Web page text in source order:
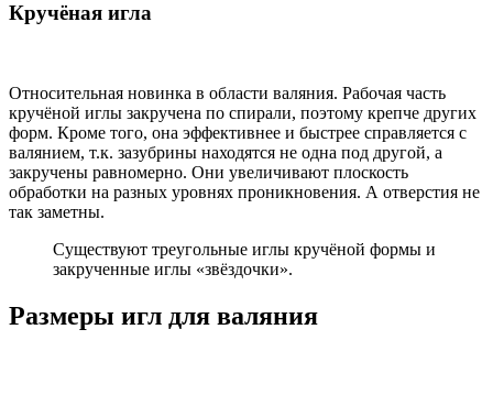
Кручёная игла
Относительная новинка в области валяния. Рабочая часть
кручёной иглы закручена по спирали, поэтому крепче других
форм. Кроме того, она эффективнее и быстрее справляется с
валянием, т.к. зазубрины находятся не одна под другой, а
закручены равномерно. Они увеличивают плоскость
обработки на разных уровнях проникновения. А отверстия не
так заметны.
Существуют треугольные иглы кручёной формы и
закрученные иглы «звёздочки».
Размеры игл для валяния